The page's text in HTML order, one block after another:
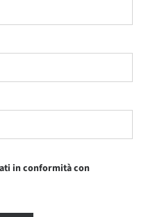
in conformità con